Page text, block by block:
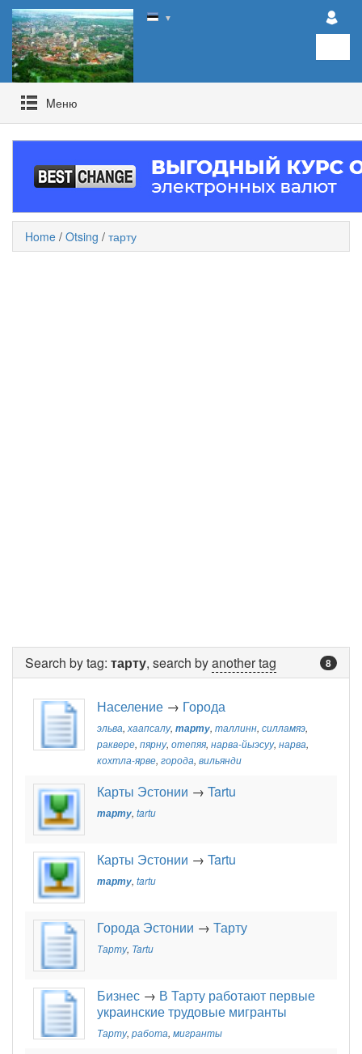
▼
Mеню
Home / Otsing / тарту
8
Search by tag: тарту, search byanother tag
Население → Города
эльва,хаапсалу, тарту, таллинн, силламяэ,
раквере, пярну, отепяя, нарва-йыэсуу, нарва,
кохтла-ярве, города, вильянди
Карты Эстонии → Tartu
тарту, tartu
Карты Эстонии → Tartu
тарту, tartu
Города Эстонии → Тарту
Тарту, Tartu
Бизнес → В Тарту работают первые
украинские трудовые мигранты
Тарту, работа, мигранты